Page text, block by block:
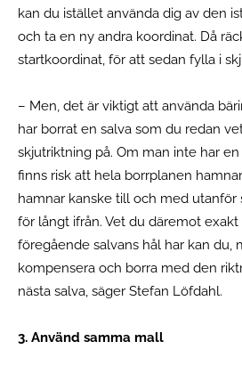
kan du istället använda dig av den
och ta en ny andra koordinat. Då
startkoordinat, för att sedan fylla i
– Men, det är viktigt att använda
har borrat en salva som du redan
skjutriktning på. Om man inte har
finns risk att hela borrplanen
hamnar kanske till och med
för långt ifrån. Vet du däremot
föregående salvans hål har kan du,
kompensera och borra med den
nästa salva, säger Stefan Löfdahl.
3. Använd samma mall